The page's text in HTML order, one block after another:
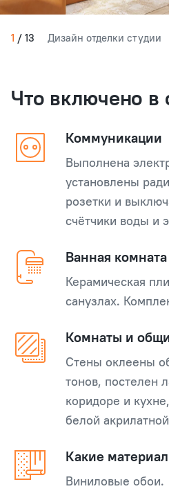
Дизайн отделки студии
1 /13
Что включено в
Коммуникации
Выполнена
установлены
розетки и
счётчики воды и
Ванная комната
Керамическая
санузлах.
Комнаты и
Стены оклеены
тонов, постелен
коридоре и
белой
Какие
Виниловые обои.